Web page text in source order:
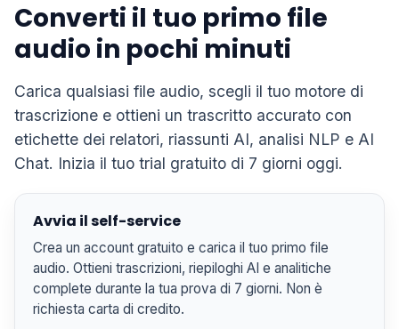
Converti il tuo primo file
audio in pochi minuti
Carica qualsiasi file audio, scegli il tuo motore di
trascrizione e ottieni un trascritto accurato con
etichette dei relatori, riassunti AI, analisi NLP e AI
Chat. Inizia il tuo trial gratuito di 7 giorni oggi.
Avvia il self-service
Crea un account gratuito e carica il tuo primo file
audio. Ottieni trascrizioni, riepiloghi AI e analitiche
complete durante la tua prova di 7 giorni. Non è
richiesta carta di credito.